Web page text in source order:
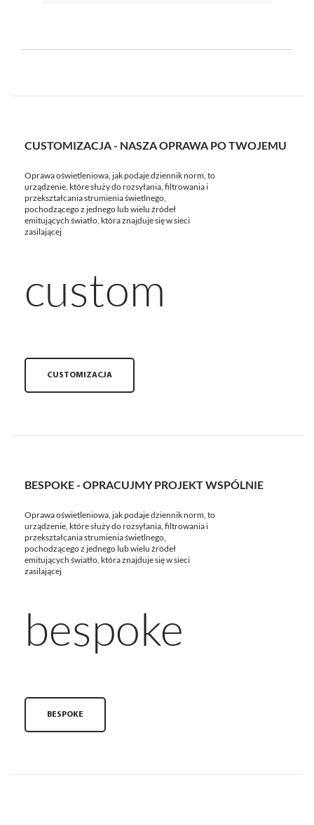
CUSTOMIZACJA - NASZA OPRAWA PO TWOJEMU
Oprawa oświetleniowa, jak podaje dziennik norm, to
urządzenie, które służy do rozsyłania, filtrowania i
przekształcania strumienia świetlnego,
pochodzącego z jednego lub wielu źródeł
emitujących światło, która znajduje się w sieci
zasilającej
custom
CUSTOMIZACJA
BESPOKE - OPRACUJMY PROJEKT WSPÓLNIE
Oprawa oświetleniowa, jak podaje dziennik norm, to
urządzenie, które służy do rozsyłania, filtrowania i
przekształcania strumienia świetlnego,
pochodzącego z jednego lub wielu źródeł
emitujących światło, która znajduje się w sieci
zasilającej
bespoke
BESPOKE